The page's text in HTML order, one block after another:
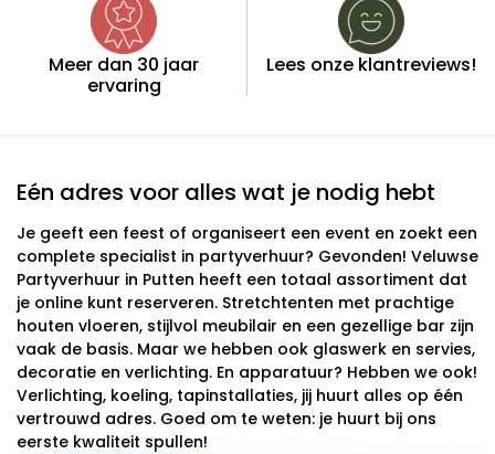
Meer dan 30 jaar
ervaring
Lees onze klantreviews!
Eén adres voor alles wat je nodig hebt
Je geeft een feest of organiseert een event en zoekt een
complete specialist in partyverhuur? Gevonden! Veluwse
Partyverhuur in Putten heeft een totaal assortiment dat
je online kunt reserveren. Stretchtenten met prachtige
houten vloeren, stijlvol meubilair en een gezellige bar zijn
vaak de basis. Maar we hebben ook glaswerk en servies,
decoratie en verlichting. En apparatuur? Hebben we ook!
Verlichting, koeling, tapinstallaties, jij huurt alles op één
vertrouwd adres. Goed om te weten: je huurt bij ons
eerste kwaliteit spullen!